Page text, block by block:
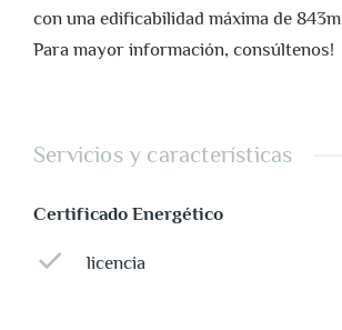
con una edificabilidad máxima de
Para mayor información, consúltenos!
Servicios y características
Certificado Energético
licencia